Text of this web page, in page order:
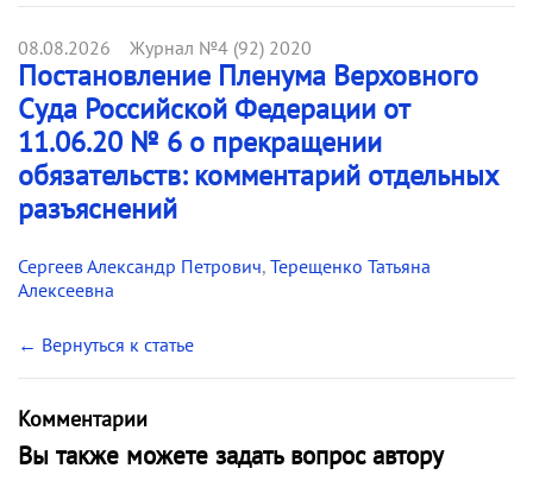
08.08.2026 Журнал №4 (92) 2020
Постановление Пленума Верховного
Суда Российской Федерации от
11.06.20 № 6 о прекращении
обязательств: комментарий отдельных
разъяснений
Сергеев Александр Петрович, Терещенко Татьяна
Алексеевна
← Вернуться к статье
Комментарии
Вы также можете задать вопрос автору